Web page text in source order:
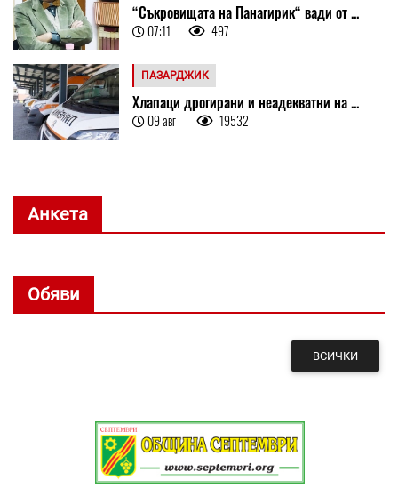
“Съкровищата на Панагирик“ вади от ...
07:11 497
ПАЗАРДЖИК
Хлапаци дрогирани и неадекватни на ...
09 авг 19532
Анкета
Обяви
ВСИЧКИ